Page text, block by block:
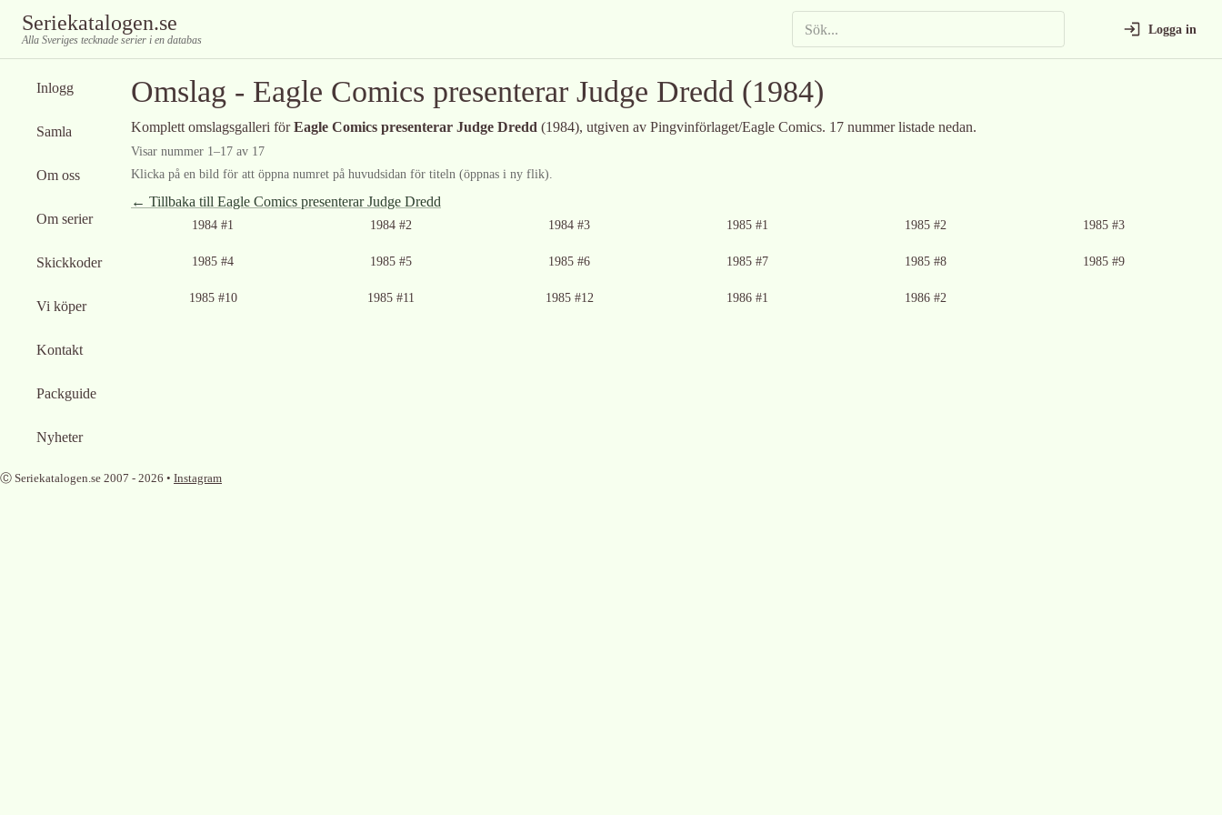
Seriekatalogen.se
Alla Sveriges tecknade serier i en databas
Logga in
Inlogg
Samla
Om oss
Om serier
Skickkoder
Vi köper
Kontakt
Packguide
Nyheter
Omslag - Eagle Comics presenterar Judge Dredd (1984)
Komplett omslagsgalleri förEagle Comics presenterar Judge Dredd (1984), utgiven av Pingvinförlaget/Eagle Comics. 17 nummer listade nedan.
Visar nummer 1–17 av 17
Klicka på en bild för att öppna numret på huvudsidan för titeln (öppnas i ny flik).
← Tillbaka till Eagle Comics presenterar Judge Dredd
1984 #1 1984 #2 1984 #3 1985 #1 1985 #2 1985 #3
1985 #4 1985 #5 1985 #6 1985 #7 1985 #8 1985 #9
1985 #10 1985 #11 1985 #12 1986 #1 1986 #2
Ⓒ Seriekatalogen.se 2007 - 2026 • Instagram